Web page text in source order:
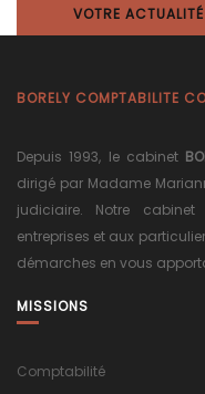
VOTRE
BORELY COMPTABILITE
Depuis 1993, le cabinet
dirigé par Madame
judiciaire. Notre
entreprises et aux
démarches en vous
MISSIONS
Comptabilité